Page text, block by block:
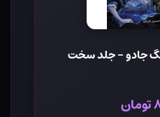
جادو - جلد سخت